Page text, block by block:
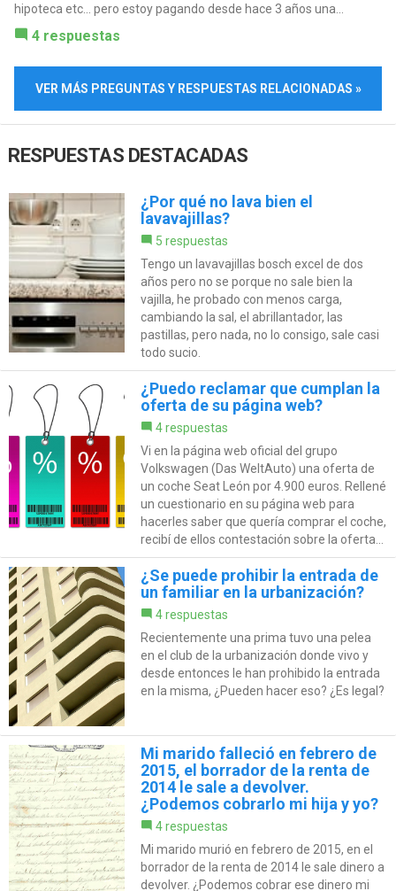
hipoteca etc… pero estoy pagando desde hace 3 años una...
4 respuestas
VER MÁS PREGUNTAS Y RESPUESTAS RELACIONADAS »
RESPUESTAS DESTACADAS
¿Por qué no lava bien el
lavavajillas?
5 respuestas
Tengo un lavavajillas bosch excel de dos
años pero no se porque no sale bien la
vajilla, he probado con menos carga,
cambiando la sal, el abrillantador, las
pastillas, pero nada, no lo consigo, sale casi
todo sucio.
¿Puedo reclamar que cumplan la
oferta de su página web?
4 respuestas
Vi en la página web oficial del grupo
Volkswagen (Das WeltAuto) una oferta de
un coche Seat León por 4.900 euros. Rellené
un cuestionario en su página web para
hacerles saber que quería comprar el coche,
recibí de ellos contestación sobre la oferta...
¿Se puede prohibir la entrada de
un familiar en la urbanización?
4 respuestas
Recientemente una prima tuvo una pelea
en el club de la urbanización donde vivo y
desde entonces le han prohibido la entrada
en la misma, ¿Pueden hacer eso? ¿Es legal?
Mi marido falleció en febrero de
2015, el borrador de la renta de
2014 le sale a devolver.
¿Podemos cobrarlo mi hija y yo?
4 respuestas
Mi marido murió en febrero de 2015, en el
borrador de la renta de 2014 le sale dinero a
devolver. ¿Podemos cobrar ese dinero mi